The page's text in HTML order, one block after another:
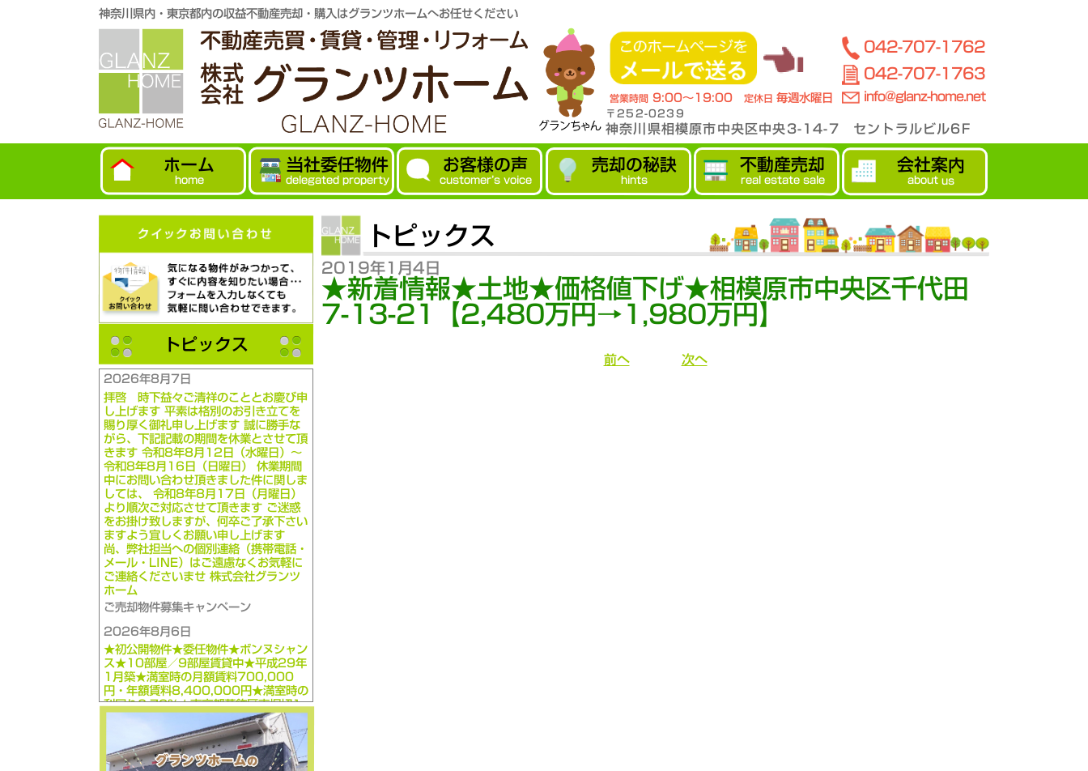
神奈川県内・東京都内の収益不動産売却・購入はグランツホームへお任せください
営業時間 9:00～19:00定休日毎週水曜日
042-707-1762
042-707-1763
info@glanz-home.net
〒252-0239
神奈川県相模原市中央区中央3-14-7 セントラルビル6F
ホーム
home
当社委任物件
delegated property
お客様の声
customer’s voice
売却の秘訣
hints
不動産売却
real estate sale
会社案内
about us
トピックス
2026年8月7日
拝啓 時下益々ご清祥のこととお慶び申
し上げます 平素は格別のお引き立てを
賜り厚く御礼申し上げます 誠に勝手な
がら、下記記載の期間を休業とさせて頂
きます 令和8年8月12日（水曜日）～
令和8年8月16日（日曜日） 休業期間
中にお問い合わせ頂きました件に関しま
しては、 令和8年8月17日（月曜日）
より順次ご対応させて頂きます ご迷惑
をお掛け致しますが、何卒ご了承下さい
ますよう宜しくお願い申し上げます
尚、弊社担当への個別連絡（携帯電話・
メール・LINE）はご遠慮なくお気軽に
ご連絡くださいませ 株式会社グランツ
ホーム
ご売却物件募集キャンペーン
2026年8月6日
★初公開物件★委任物件★ボンヌシャン
ス★10部屋／9部屋賃貸中★平成29年
1月築★満室時の月額賃料700,000
円・年額賃料8,400,000円★満室時の
利回り6.72％★東京都葛飾区東堀切1-
1-5★1億2,500万円★
ご売却物件募集キャンペーン
2026年8月4日
トピックス
2019年1月4日
★新着情報★土地★価格値下げ★相模原市中央区千代田
7-13-21【2,480万円→1,980万円】
前へ 次へ